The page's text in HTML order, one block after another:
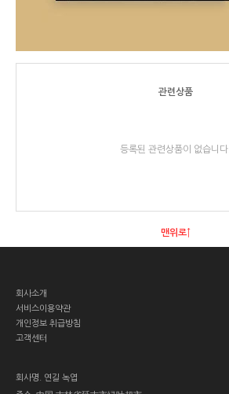
관련상품
등록된 관련상품이 없습니다.
맨위로↑
회사소개
서비스이용약관
개인정보 취급방침
고객센터
회사명.
연길 녹엽